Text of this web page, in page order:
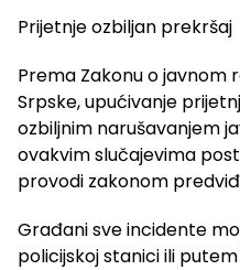
Prijetnje ozbiljan prekršaj
Prema Zakonu o javnom
Srpske, upućivanje
ozbiljnim narušavanjem
ovakvim slučajevima
provodi zakonom
Građani sve incidente
policijskoj stanici ili putem